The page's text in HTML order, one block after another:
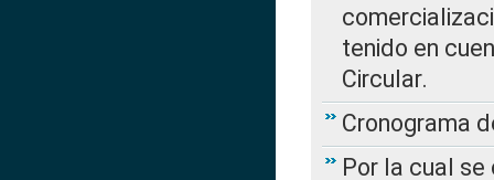
tenido en
Circular.
Cronograma
Por la cual